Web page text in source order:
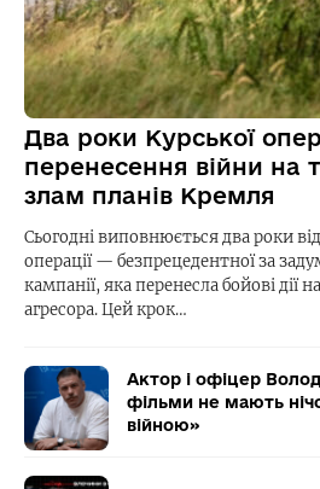
Два роки Курської
перенесення війни на
злам планів Кремля
Сьогодні виповнюється два роки
операції — безпрецедентної за
кампанії, яка перенесла бойові дії
агресора. Цей крок…
Актор і офіцер
фільми не мають
війною»